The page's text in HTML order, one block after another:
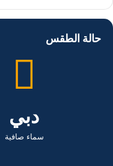
ي
حالة الطقس
دبي
سماء صافية